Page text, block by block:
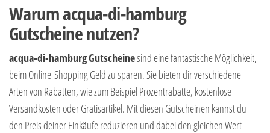
Warum acqua-di-hamburg
Gutscheine nutzen?
acqua-di-hamburgGutscheinesind eine fantastische Möglichkeit,
beim Online-Shopping Geld zu sparen. Sie bieten dir verschiedene
Arten von Rabatten, wie zum Beispiel Prozentrabatte, kostenlose
Versandkosten oder Gratisartikel. Mit diesen Gutscheinen kannst du
den Preis deiner Einkäufe reduzieren und dabei den gleichen Wert